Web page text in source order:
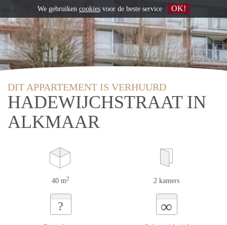
DIT APPARTEMENT IS VERHUURD
HADEWIJCHSTRAAT IN
ALKMAAR
40 m2 2 kamers
? ∞
We gebruiken cookies voor de beste service OK!